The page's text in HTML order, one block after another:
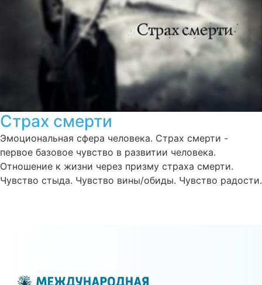
Страх смерти
Эмоциональная сфера человека. Страх смерти -
первое базовое чувство в развитии человека.
Отношение к жизни через призму страха смерти.
Чувство стыда. Чувство вины/обиды. Чувство радости.